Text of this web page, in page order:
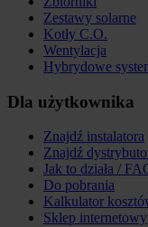
Zestawy solarne
Kotły C.O.
Wentylacja
Hybrydowe
Dla użytkownika
Znajdź instalatora
Znajdź
Jak to działa /
Do pobrania
Kalkulator
Sklep internetowy